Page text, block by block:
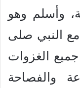
وأسلم وهو
النبي صلى
الغزوات
والفصاحة